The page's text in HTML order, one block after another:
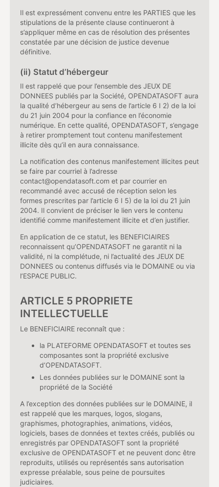
Il est expressément convenu entre les PARTIES que les
stipulations de la présente clause continueront à
s’appliquer même en cas de résolution des présentes
constatée par une décision de justice devenue
définitive.
(ii) Statut d’hébergeur
Il est rappelé que pour l’ensemble des JEUX DE
DONNEES publiés par la Société, OPENDATASOFT aura
la qualité d’hébergeur au sens de l’article 6 I 2) de la loi
du 21 juin 2004 pour la confiance en l’économie
numérique. En cette qualité, OPENDATASOFT, s’engage
à retirer promptement tout contenu manifestement
illicite dès qu’il en aura connaissance.
La notification des contenus manifestement illicites peut
se faire par courriel à l’adresse
contact@opendatasoft.com et par courrier en
recommandé avec accusé de réception selon les
formes prescrites par l’article 6 I 5) de la loi du 21 juin
2004. Il convient de préciser le lien vers le contenu
identifié comme manifestement illicite et d’en justifier.
En application de ce statut, les BENEFICIAIRES
reconnaissent qu’OPENDATASOFT ne garantit ni la
validité, ni la complétude, ni l’actualité des JEUX DE
DONNEES ou contenus diffusés via le DOMAINE ou via
l’ESPACE PUBLIC.
ARTICLE 5 PROPRIETE
INTELLECTUELLE
Le BENEFICIAIRE reconnaît que :
la PLATEFORME OPENDATASOFT et toutes ses
composantes sont la propriété exclusive
d’OPENDATASOFT.
Les données publiées sur le DOMAINE sont la
propriété de la Société
A l’exception des données publiées sur le DOMAINE, il
est rappelé que les marques, logos, slogans,
graphismes, photographies, animations, vidéos,
logiciels, bases de données et textes créés, publiés ou
enregistrés par OPENDATASOFT sont la propriété
exclusive de OPENDATASOFT et ne peuvent donc être
reproduits, utilisés ou représentés sans autorisation
expresse préalable, sous peine de poursuites
judiciaires.